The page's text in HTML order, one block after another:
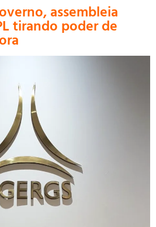
assembleia
tirando poder de